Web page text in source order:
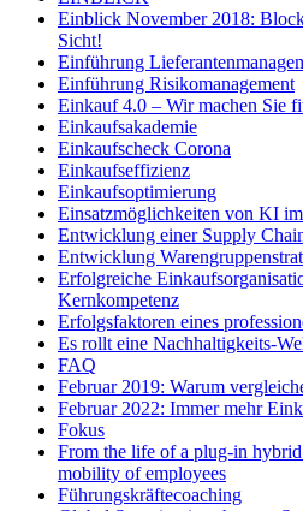
Einblick November 2018:
Sicht!
Einführung
Einführung Risikomanagement
Einkauf 4.0 – Wir machen Sie
Einkaufsakademie
Einkaufscheck Corona
Einkaufseffizienz
Einkaufsoptimierung
Einsatzmöglichkeiten von KI
Entwicklung einer Supply
Entwicklung
Erfolgreiche
Kernkompetenz
Erfolgsfaktoren eines
Es rollt eine Nachhaltigkeits-
FAQ
Februar 2019: Warum
Februar 2022: Immer mehr
Fokus
From the life of a plug-in
mobility of employees
Führungskräftecoaching